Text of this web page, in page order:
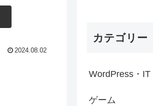
2024.08.02
カテゴリー
WordPress・IT
ゲーム